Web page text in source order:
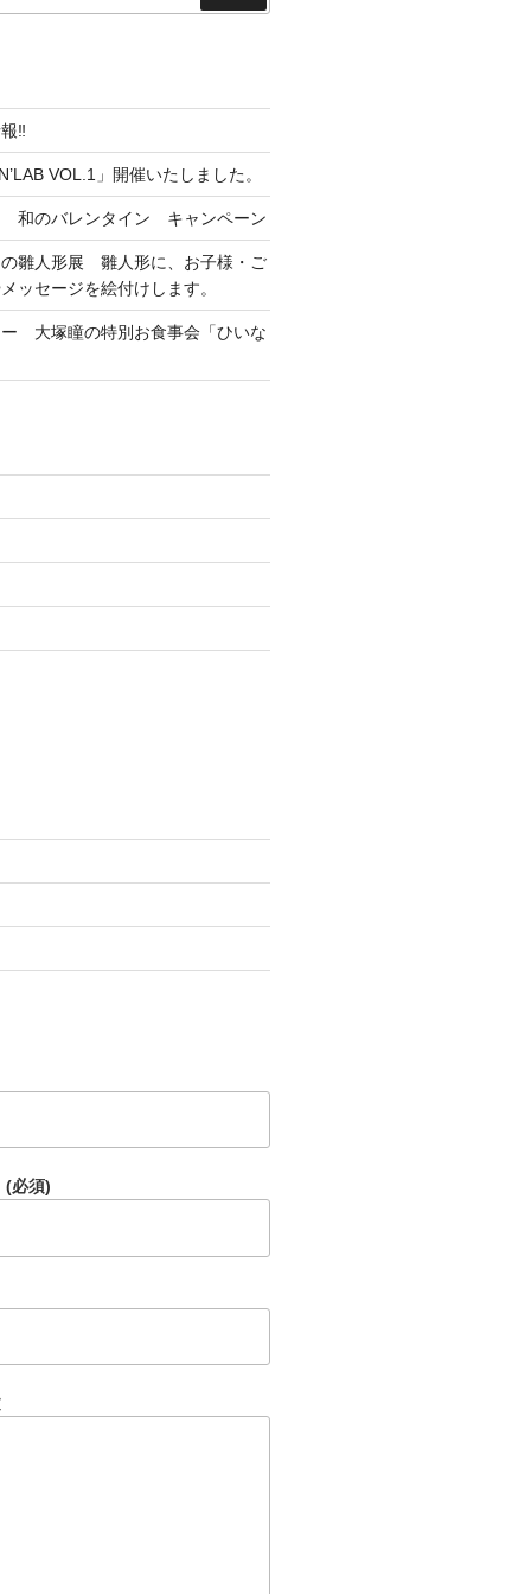
索
‼
VOL.1」開催いたしました。
和のバレンタイン キャンペーン
雛人形展 雛人形に、お子様・ご
ッセージを絵付けします。
大塚瞳の特別お食事会「ひいな
(必須)